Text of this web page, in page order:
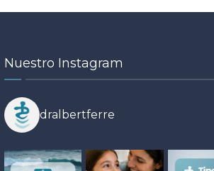
19
MAY
DENTAL • ORTODONCIA
BUCODENTAL
en verano en
ventajas reales, dudas
Nuestro Instagram
dralbertferre